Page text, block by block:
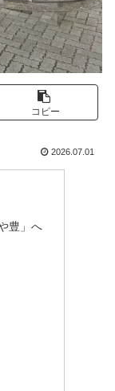
コピー
2026.07.01
豊」へ